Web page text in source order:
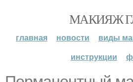
МАКИЯЖ
главная новости виды
инструкции